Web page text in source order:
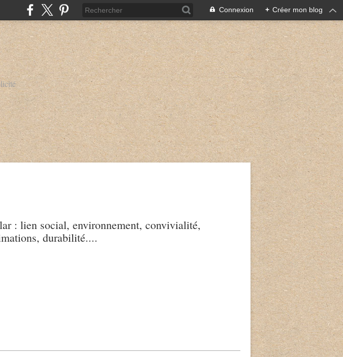
Connexion + Créer mon blog
: lien social, environnement, convivialité,
durabilité....